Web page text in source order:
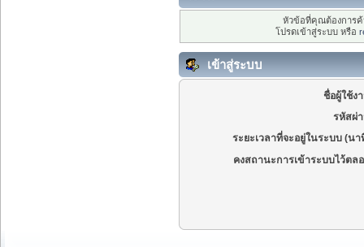
หัวข้อที่คุณต้องการ
โปรดเข้าสู่ระบบ หรือ
เข้าสู่ระบบ
ชื่อผู้ใช้ง
รหัสผ่
ระยะเวลาที่จะอยู่ในระบบ (นา
คงสถานะการเข้าระบบไว้ตล